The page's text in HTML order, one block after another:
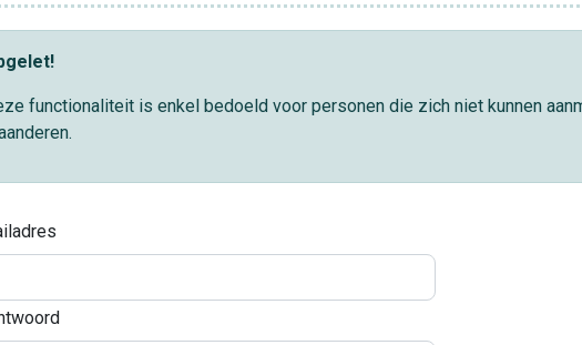
functionaliteit is enkel bedoeld voor personen die zich niet kunnen